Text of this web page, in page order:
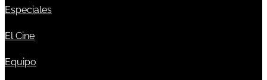
Especiales
El Cine
Equipo